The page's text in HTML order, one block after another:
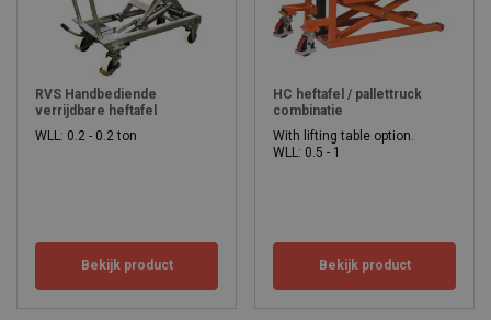
RVS Handbediende
verrijdbare heftafel
WLL: 0.2 - 0.2 ton
Bekijk product
HC heftafel / pallettruck
combinatie
With lifting table option.
WLL: 0.5 - 1
Bekijk product